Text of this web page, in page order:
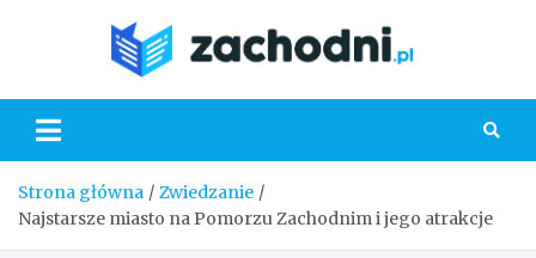
Strona główna
Zwiedzanie
Najstarsze miasto na Pomorzu Zachodnim i jego atrakcje